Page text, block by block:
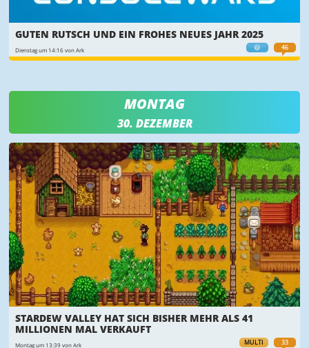
😃 46
GUTEN RUTSCH UND EIN FROHES NEUES JAHR 2025
Dienstag um 14:16 von Ark
MONTAG
30. DEZEMBER
MULTI 33
STARDEW VALLEY HAT SICH BISHER MEHR ALS 41
MILLIONEN MAL VERKAUFT
Montag um 13:39 von Ark